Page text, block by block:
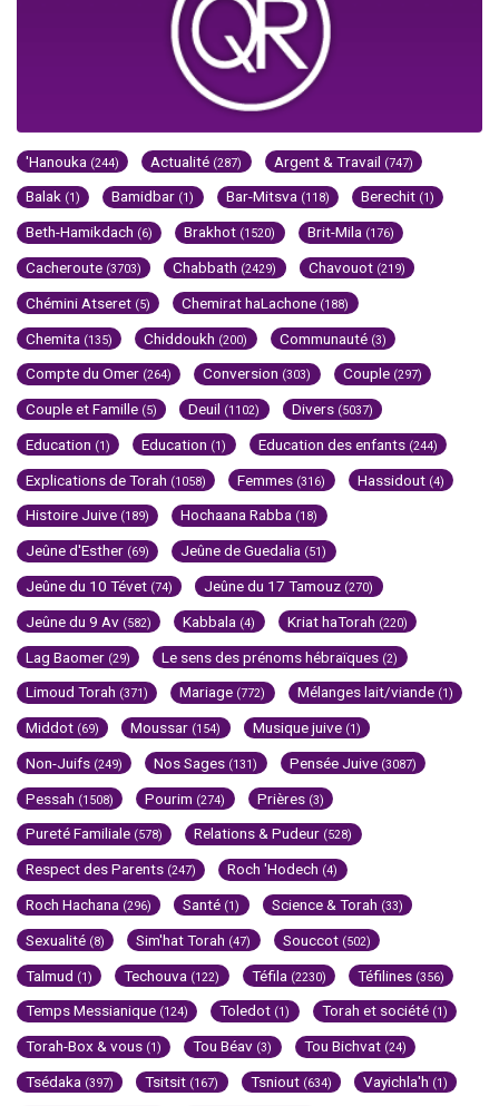
'Hanouka (244) Actualité (287) Argent & Travail (747)
Balak (1) Bamidbar (1) Bar-Mitsva (118) Berechit (1)
Beth-Hamikdach (6) Brakhot (1520) Brit-Mila (176)
Cacheroute (3703) Chabbath (2429) Chavouot (219)
Chémini Atseret (5) Chemirat haLachone (188)
Chemita (135) Chiddoukh (200) Communauté (3)
Compte du Omer (264) Conversion (303) Couple (297)
Couple et Famille (5) Deuil (1102) Divers (5037)
Education (1) Education (1) Education des enfants (244)
Explications de Torah (1058) Femmes (316) Hassidout (4)
Histoire Juive (189) Hochaana Rabba (18)
Jeûne d'Esther (69) Jeûne de Guedalia (51)
Jeûne du 10 Tévet (74) Jeûne du 17 Tamouz (270)
Jeûne du 9 Av (582) Kabbala (4) Kriat haTorah (220)
Lag Baomer (29) Le sens des prénoms hébraïques (2)
Limoud Torah (371) Mariage (772) Mélanges lait/viande (1)
Middot (69) Moussar (154) Musique juive (1)
Non-Juifs (249) Nos Sages (131) Pensée Juive (3087)
Pessah (1508) Pourim (274) Prières (3)
Pureté Familiale (578) Relations & Pudeur (528)
Respect des Parents (247) Roch 'Hodech (4)
Roch Hachana (296) Santé (1) Science & Torah (33)
Sexualité (8) Sim'hat Torah (47) Souccot (502)
Talmud (1) Techouva (122) Téfila (2230) Téfilines (356)
Temps Messianique (124) Toledot (1) Torah et société (1)
Torah-Box & vous (1) Tou Béav (3) Tou Bichvat (24)
Tsédaka (397) Tsitsit (167) Tsniout (634) Vayichla'h (1)